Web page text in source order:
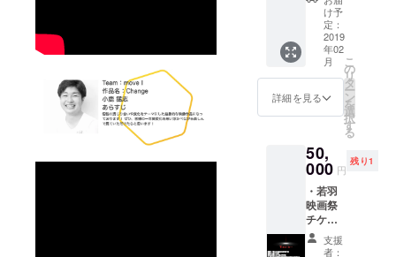
すべて
の人に
届け
る、驚
嘆の15
感せ
よ！
る。 見
た人に
とって
「目の
前のあ
なた」
の大切
な映像
になれ
ばいい
なと思
い制作
しまし
た。
Japan
片山 拓
弥 作品
名：
Time
is…
Time…
き者に
も与え
られ
た、唯
一の公
平。 二
度と取
り戻す
会場に
て/軽食
あり) ・
上ノ園
１日レ
ンタル
券 ＊
2019年
2月～
2月末ま
での期
間
け予
定：
2019
年02
月
詳細を見る
こ
の
リ
タ
ー
ン
を
選
択
す
る
50,
000 円
残り1
・若羽
映画祭
チケッ
ト ＊交
流会(イ
支援
者：